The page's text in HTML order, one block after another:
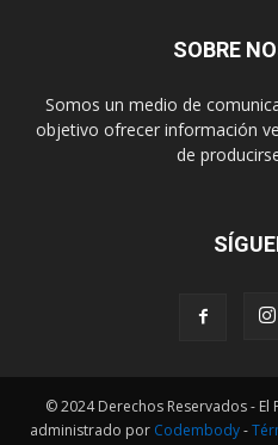
SOBRE
Somos un medio de
objetivo ofrecer información
de
© 2024 Derechos Reservados -
administrado por Codembody-